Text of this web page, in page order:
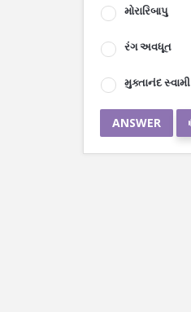
મોરારિબાપુ
રંગ અવધૂત
મુક્તાનંદ સ્વામી
ANSWER